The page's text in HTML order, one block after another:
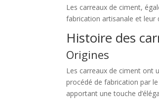
Les carreaux de ciment,
fabrication artisanale et leur
Histoire des
Origines
Les carreaux de ciment ont
procédé de fabrication par
apportant une touche